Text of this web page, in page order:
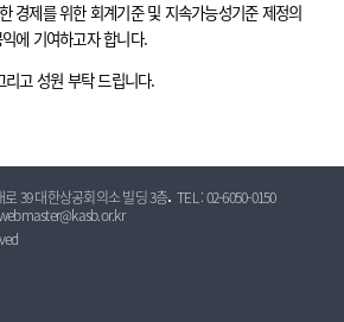
경제를 위한 회계기준 및 지속가능성기준 제정의
에 기여하고자 합니다.
리고 성원 부탁 드립니다.
로 39 대한상공회의소 빌딩 3층 TEL : 02-6050-0150
webmaster@kasb.or.kr